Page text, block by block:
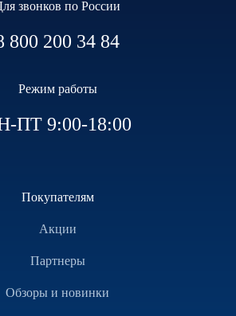
звонков по России
800 200 34 84
Режим работы
ПТ 9:00-18:00
Покупателям
Акции
Партнеры
Обзоры и новинки